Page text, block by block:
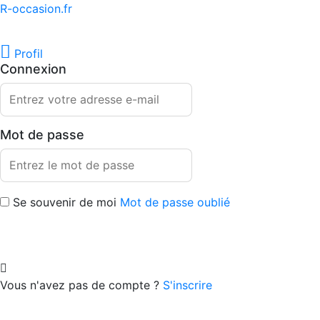
R-occasion.fr
Profil
Connexion
Mot de passe
Se souvenir de moi Mot de passe oublié
Vous n'avez pas de compte ? S'inscrire